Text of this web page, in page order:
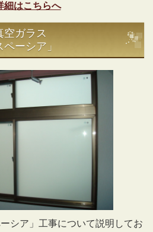
細はこちらへ
空ガラス
ペーシア」
シア」工事について説明してお